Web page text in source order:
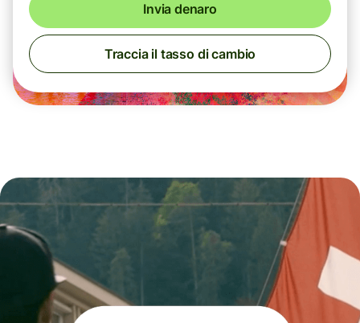
Invia denaro
Traccia il tasso di cambio